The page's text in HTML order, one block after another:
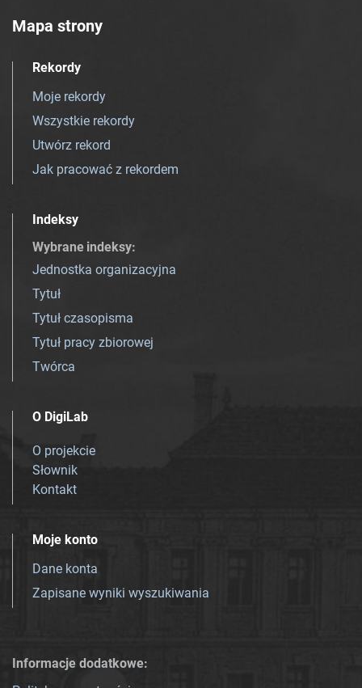
Mapa strony
Rekordy
Moje rekordy
Wszystkie rekordy
Utwórz rekord
Jak pracować z rekordem
Indeksy
Wybrane indeksy:
Jednostka organizacyjna
Tytuł
Tytuł czasopisma
Tytuł pracy zbiorowej
Twórca
O DigiLab
O projekcie
Słownik
Kontakt
Moje konto
Dane konta
Zapisane wyniki wyszukiwania
Informacje dodatkowe: